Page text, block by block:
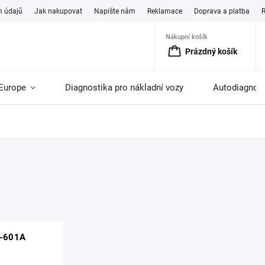
údajů Jak nakupovat Napište nám Reklamace Doprava a platba
Nákupní košík
Prázdný košík
Diagnostika pro nákladní vozy
601A